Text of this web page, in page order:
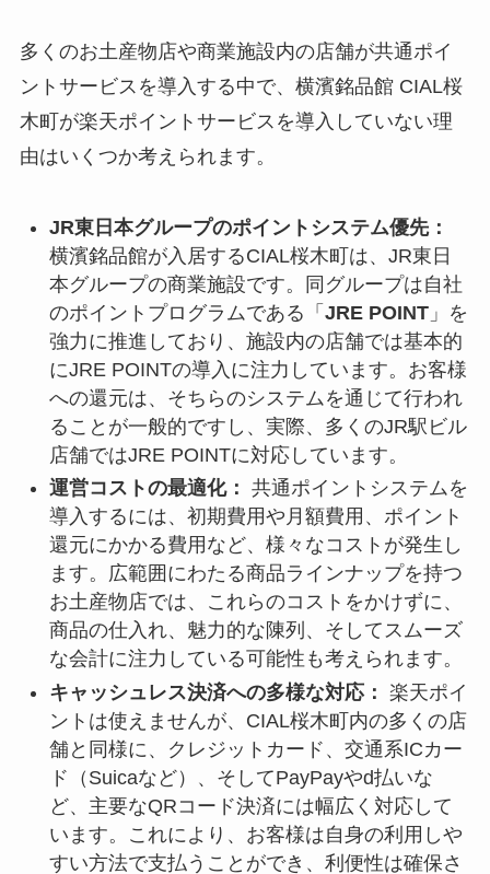
多くのお土産物店や商業施設内の店舗が共通ポイ
ントサービスを導入する中で、横濱銘品館 CIAL桜
木町が楽天ポイントサービスを導入していない理
由はいくつか考えられます。
JR東日本グループのポイントシステム優先：
横濱銘品館が入居するCIAL桜木町は、JR東日
本グループの商業施設です。同グループは自社
のポイントプログラムである「 JRE POINT」を
強力に推進しており、施設内の店舗では基本的
にJRE POINTの導入に注力しています。お客様
への還元は、そちらのシステムを通じて行われ
ることが一般的ですし、実際、多くのJR駅ビル
店舗ではJRE POINTに対応しています。
運営コストの最適化： 共通ポイントシステムを
導入するには、初期費用や月額費用、ポイント
還元にかかる費用など、様々なコストが発生し
ます。広範囲にわたる商品ラインナップを持つ
お土産物店では、これらのコストをかけずに、
商品の仕入れ、魅力的な陳列、そしてスムーズ
な会計に注力している可能性も考えられます。
キャッシュレス決済への多様な対応： 楽天ポイ
ントは使えませんが、CIAL桜木町内の多くの店
舗と同様に、クレジットカード、交通系ICカー
ド（Suicaなど）、そしてPayPayやd払いな
ど、主要なQRコード決済には幅広く対応して
います。これにより、お客様は自身の利用しや
すい方法で支払うことができ、利便性は確保さ